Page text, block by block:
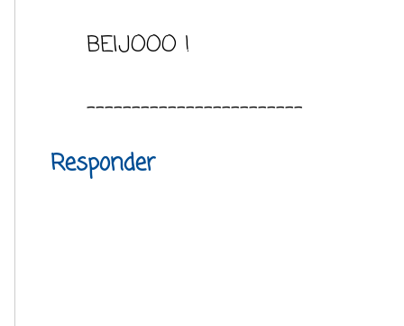
BEIJOOO !
------------------------
Responder